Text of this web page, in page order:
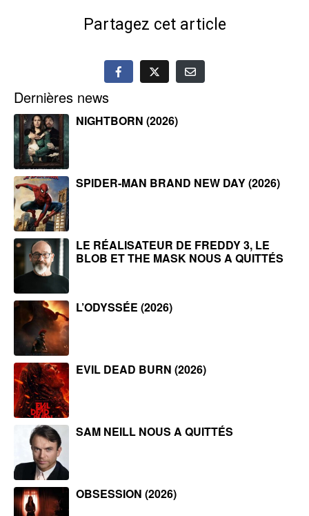
Partagez cet article
Dernières news
NIGHTBORN (2026)
SPIDER-MAN BRAND NEW DAY (2026)
LE RÉALISATEUR DE FREDDY 3, LE
BLOB ET THE MASK NOUS A QUITTÉS
L’ODYSSÉE (2026)
EVIL DEAD BURN (2026)
SAM NEILL NOUS A QUITTÉS
OBSESSION (2026)